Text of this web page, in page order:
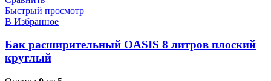
Быстрый просмотр
В Избранное
Бак расширительный OASIS 8 литров плоский
круглый